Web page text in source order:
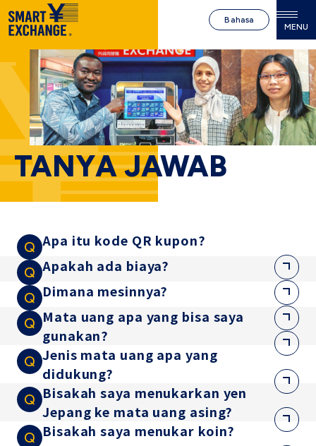
Bahasa
MENU
TANYA JAWAB
Apa itu kode QR kupon?
Apakah ada biaya?
Dimana mesinnya?
Mata uang apa yang bisa saya
gunakan?
Jenis mata uang apa yang
didukung?
Bisakah saya menukarkan yen
Jepang ke mata uang asing?
Bisakah saya menukar koin?